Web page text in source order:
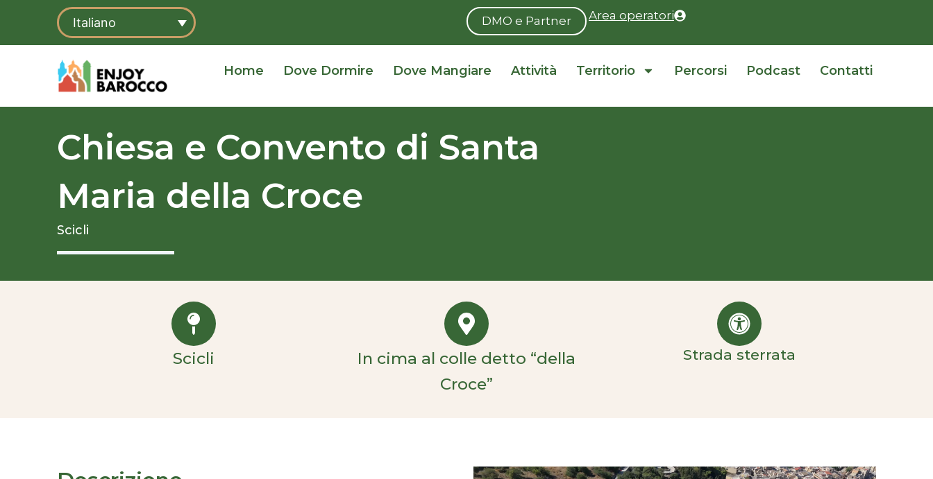
contenuto
Italiano DMO e Partner Area operatori
Home Dove Dormire Dove Mangiare Attività Territorio Percorsi Podcast Contatti
Chiesa e Convento di Santa
Maria della Croce
Scicli
Scicli
In cima al colle detto “della
Croce”
Strada sterrata